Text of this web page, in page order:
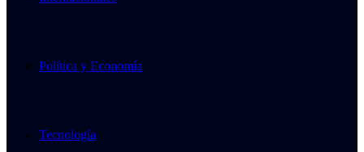
Política y Economía
Tecnología